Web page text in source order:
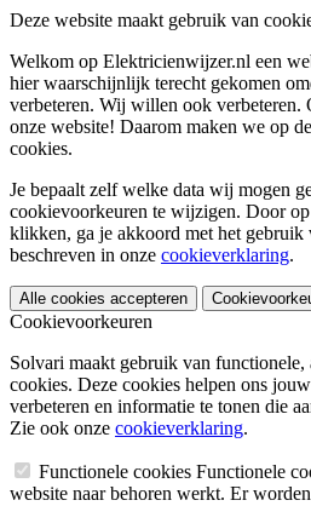
Deze website maakt gebruik van
Welkom op Elektricienwijzer.nl een
hier waarschijnlijk terecht gekomen
verbeteren. Wij willen ook verbeteren.
onze website! Daarom maken we op
cookies.
Je bepaalt zelf welke data wij mogen
cookievoorkeuren te wijzigen. Door op
klikken, ga je akkoord met het gebruik
beschreven in onze cookieverklaring.
Alle cookies accepteren
Cookievoorkeuren
Solvari maakt gebruik van
cookies. Deze cookies helpen ons
verbeteren en informatie te tonen die
Zie ook onze cookieverklaring.
Functionele cookies Functionele
website naar behoren werkt. Er